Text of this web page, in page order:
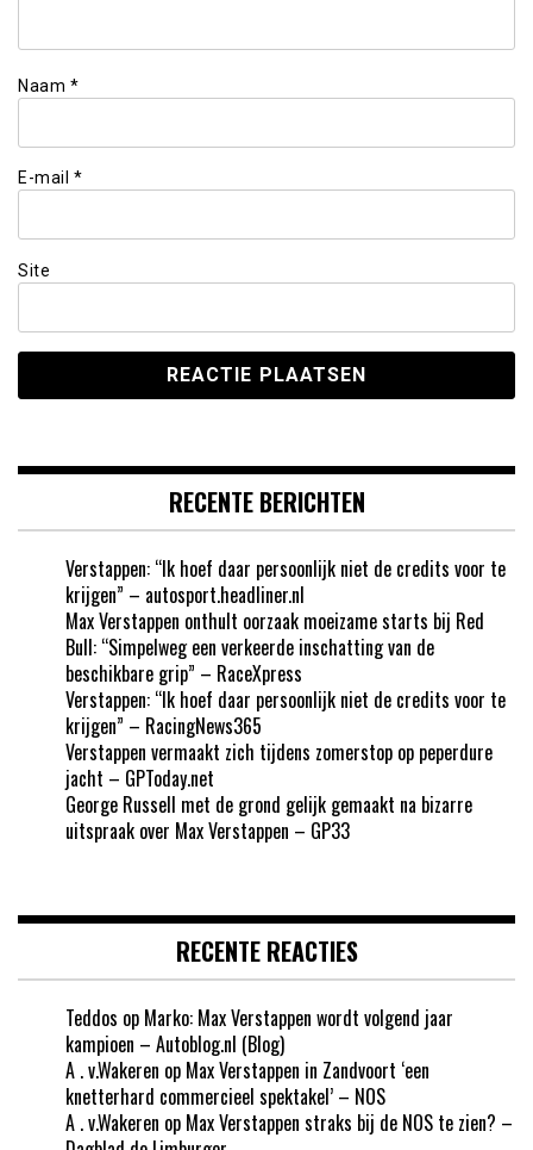
Naam *
E-mail *
Site
RECENTE BERICHTEN
Verstappen: “Ik hoef daar persoonlijk niet de credits voor te
krijgen” – autosport.headliner.nl
Max Verstappen onthult oorzaak moeizame starts bij Red
Bull: “Simpelweg een verkeerde inschatting van de
beschikbare grip” – RaceXpress
Verstappen: “Ik hoef daar persoonlijk niet de credits voor te
krijgen” – RacingNews365
Verstappen vermaakt zich tijdens zomerstop op peperdure
jacht – GPToday.net
George Russell met de grond gelijk gemaakt na bizarre
uitspraak over Max Verstappen – GP33
RECENTE REACTIES
Teddos op Marko: Max Verstappen wordt volgend jaar
kampioen – Autoblog.nl (Blog)
A . v.Wakeren op Max Verstappen in Zandvoort ‘een
knetterhard commercieel spektakel’ – NOS
A . v.Wakeren op Max Verstappen straks bij de NOS te zien? –